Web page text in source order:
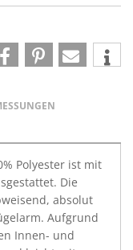
Polyester ist mit
Die
absolut
Aufgrund
Innen- und